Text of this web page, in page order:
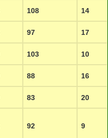
108 14
97 17
103 10
88 16
83 20
92 9